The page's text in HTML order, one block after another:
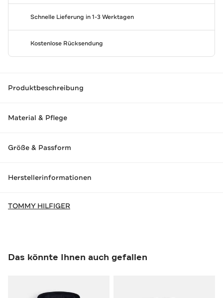
Schnelle Lieferung in 1-3 Werktagen
Kostenlose Rücksendung
Produktbeschreibung
Material & Pflege
Größe & Passform
Herstellerinformationen
TOMMY HILFIGER
Das könnte Ihnen auch gefallen